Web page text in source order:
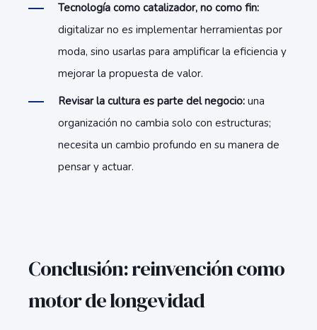
Tecnología como catalizador, no como fin:
digitalizar no es implementar herramientas por
moda, sino usarlas para amplificar la eficiencia y
mejorar la propuesta de valor.
Revisar la cultura es parte del negocio: una
organización no cambia solo con estructuras;
necesita un cambio profundo en su manera de
pensar y actuar.
Conclusión: reinvención como
motor de longevidad